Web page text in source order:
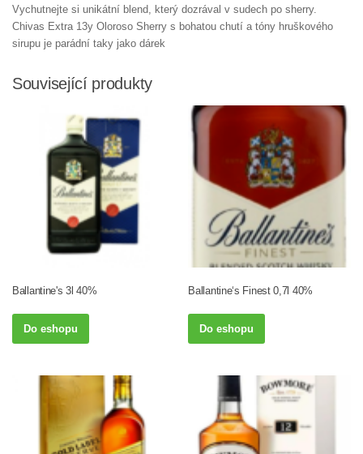
Vychutnejte si unikátní blend, který dozrával v sudech po sherry.
Chivas Extra 13y Oloroso Sherry s bohatou chutí a tóny hruškového
sirupu je parádní taky jako dárek
Související produkty
Ballantine's 3l 40%
Do eshopu
Ballantine‘s Finest 0,7l 40%
Do eshopu